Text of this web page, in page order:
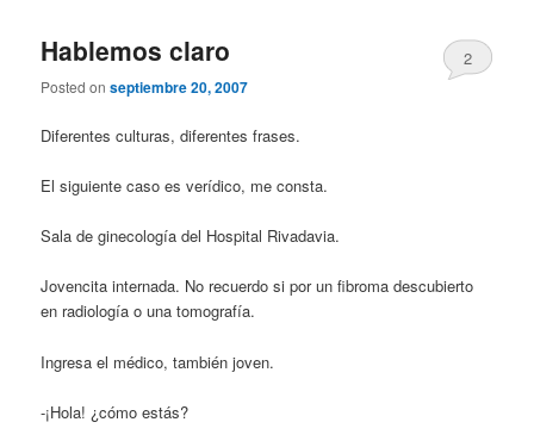
Hablemos claro
Posted onseptiembre 20, 2007
2
Diferentes culturas, diferentes frases.
El siguiente caso es verídico, me consta.
Sala de ginecología del Hospital Rivadavia.
Jovencita internada. No recuerdo si por un fibroma descubierto
en radiología o una tomografía.
Ingresa el médico, también joven.
-¡Hola! ¿cómo estás?